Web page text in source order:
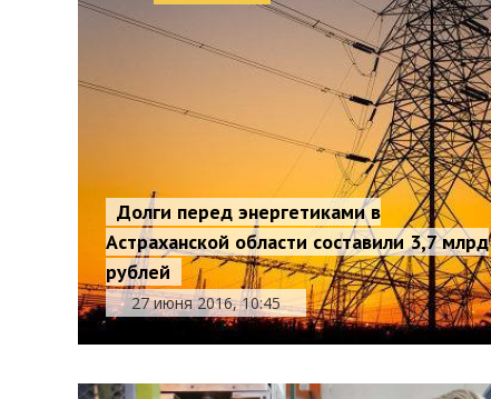
Долги перед энергетиками в
Астраханской области составили 3,7 млрд
рублей
27 июня 2016, 10:45